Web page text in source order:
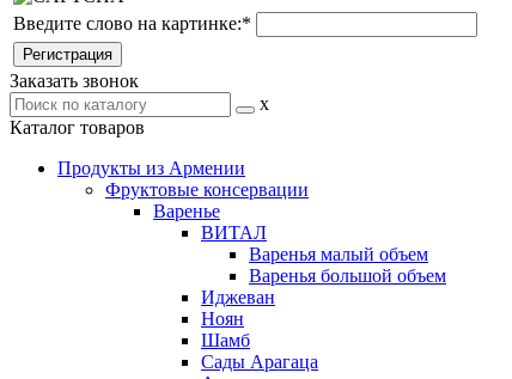
Введите слово на картинке:*
Заказать звонок
x
Каталог товаров
Продукты из Армении
Фруктовые консервации
Варенье
ВИТАЛ
Варенья малый объем
Варенья большой объем
Иджеван
Ноян
Шамб
Сады Арагаца